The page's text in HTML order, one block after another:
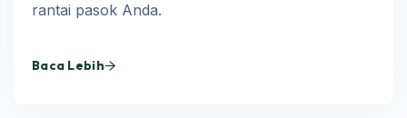
rantai pasok Anda.
Baca Lebih